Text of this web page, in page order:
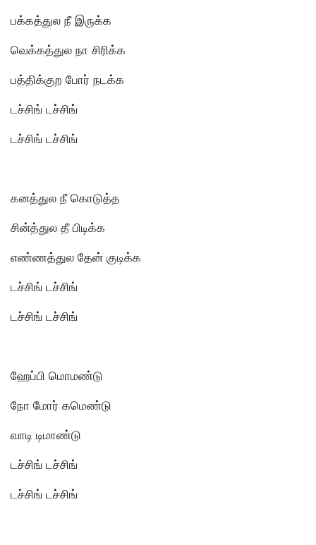
பக்கத்துல நீ இருக்க
வெக்கத்துல நா சிரிக்க
பத்திக்குற போர் நடக்க
டச்சிங் டச்சிங்
டச்சிங் டச்சிங்
கனத்துல நீ கொடுத்த
சின்த்துல தீ பிடிக்க
எண்ணத்துல தேன் குடிக்க
டச்சிங் டச்சிங்
டச்சிங் டச்சிங்
ஹேப்பி மொமண்டு
நோ மோர் கமெண்டு
வாடி டிமாண்டு
டச்சிங் டச்சிங்
டச்சிங் டச்சிங்